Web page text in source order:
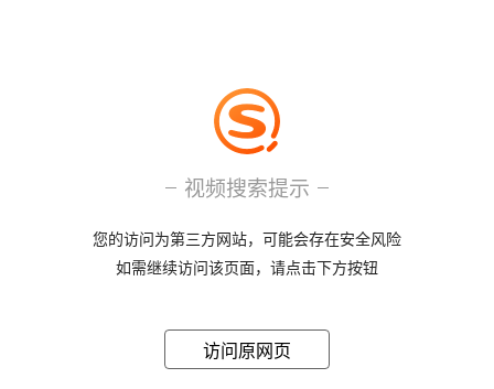
视频搜索提示
您的访问为第三方网站，可能会存在安全风险
如需继续访问该页面，请点击下方按钮
访问原网页